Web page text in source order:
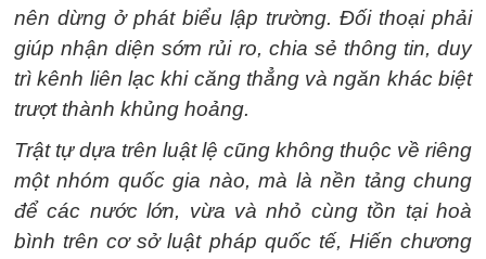
nên dừng ở phát biểu lập trường. Đối thoại phải
giúp nhận diện sớm rủi ro, chia sẻ thông tin, duy
trì kênh liên lạc khi căng thẳng và ngăn khác biệt
trượt thành khủng hoảng.
Trật tự dựa trên luật lệ cũng không thuộc về riêng
một nhóm quốc gia nào, mà là nền tảng chung
để các nước lớn, vừa và nhỏ cùng tồn tại hoà
bình trên cơ sở luật pháp quốc tế, Hiến chương